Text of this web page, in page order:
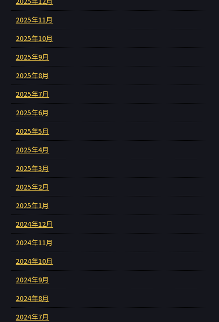
2025年11月
2025年10月
2025年9月
2025年8月
2025年7月
2025年6月
2025年5月
2025年4月
2025年3月
2025年2月
2025年1月
2024年12月
2024年11月
2024年10月
2024年9月
2024年8月
2024年7月